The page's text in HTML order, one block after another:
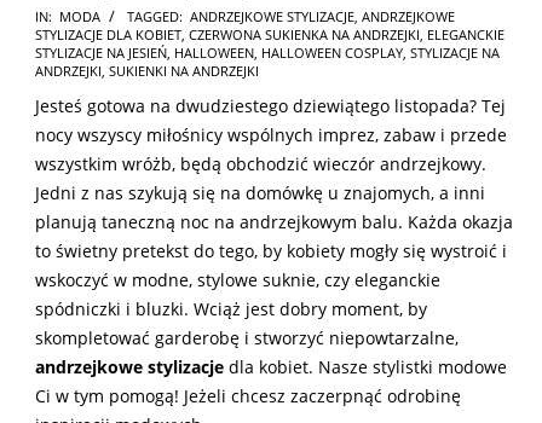
2024-
11-
15
IN: MODA TAGGED: ANDRZEJKOWE STYLIZACJE, ANDRZEJKOWE
STYLIZACJE DLA KOBIET, CZERWONA SUKIENKA NA ANDRZEJKI, ELEGANCKIE
STYLIZACJE NA JESIEŃ, HALLOWEEN, HALLOWEEN COSPLAY, STYLIZACJE NA
ANDRZEJKI, SUKIENKI NA ANDRZEJKI
Jesteś gotowa na dwudziestego dziewiątego listopada? Tej
nocy wszyscy miłośnicy wspólnych imprez, zabaw i przede
wszystkim wróżb, będą obchodzić wieczór andrzejkowy.
Jedni z nas szykują się na domówkę u znajomych, a inni
planują taneczną noc na andrzejkowym balu. Każda okazja
to świetny pretekst do tego, by kobiety mogły się wystroić i
wskoczyć w modne, stylowe suknie, czy eleganckie
spódniczki i bluzki. Wciąż jest dobry moment, by
skompletować garderobę i stworzyć niepowtarzalne,
andrzejkowe stylizacje dla kobiet. Nasze stylistki modowe
Ci w tym pomogą! Jeżeli chcesz zaczerpnąć odrobinę